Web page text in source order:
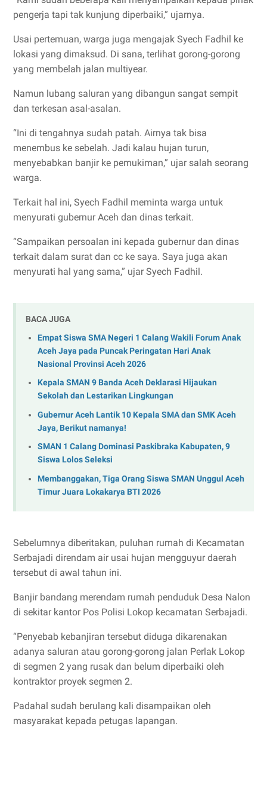
pengerja tapi tak kunjung diperbaiki,” ujarnya.
Usai pertemuan, warga juga mengajak Syech Fadhil ke
lokasi yang dimaksud. Di sana, terlihat gorong-gorong
yang membelah jalan multiyear.
Namun lubang saluran yang dibangun sangat sempit
dan terkesan asal-asalan.
“Ini di tengahnya sudah patah. Airnya tak bisa
menembus ke sebelah. Jadi kalau hujan turun,
menyebabkan banjir ke pemukiman,” ujar salah seorang
warga.
Terkait hal ini, Syech Fadhil meminta warga untuk
menyurati gubernur Aceh dan dinas terkait.
“Sampaikan persoalan ini kepada gubernur dan dinas
terkait dalam surat dan cc ke saya. Saya juga akan
menyurati hal yang sama,” ujar Syech Fadhil.
BACA JUGA
Empat Siswa SMA Negeri 1 Calang Wakili Forum Anak
Aceh Jaya pada Puncak Peringatan Hari Anak
Nasional Provinsi Aceh 2026
Kepala SMAN 9 Banda Aceh Deklarasi Hijaukan
Sekolah dan Lestarikan Lingkungan
Gubernur Aceh Lantik 10 Kepala SMA dan SMK Aceh
Jaya, Berikut namanya!
SMAN 1 Calang Dominasi Paskibraka Kabupaten, 9
Siswa Lolos Seleksi
Membanggakan, Tiga Orang Siswa SMAN Unggul Aceh
Timur Juara Lokakarya BTI 2026
Sebelumnya diberitakan, puluhan rumah di Kecamatan
Serbajadi direndam air usai hujan mengguyur daerah
tersebut di awal tahun ini.
Banjir bandang merendam rumah penduduk Desa Nalon
di sekitar kantor Pos Polisi Lokop kecamatan Serbajadi.
“Penyebab kebanjiran tersebut diduga dikarenakan
adanya saluran atau gorong-gorong jalan Perlak Lokop
di segmen 2 yang rusak dan belum diperbaiki oleh
kontraktor proyek segmen 2.
Padahal sudah berulang kali disampaikan oleh
masyarakat kepada petugas lapangan.